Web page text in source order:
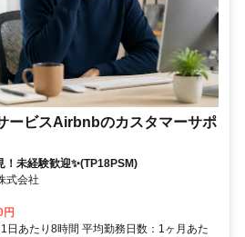
ビスAirbnbのカスタマーサポ
未経験歓迎✨(TP18PSM)
式会社
円
日あたり8時間 平均勤務日数：1ヶ月あた